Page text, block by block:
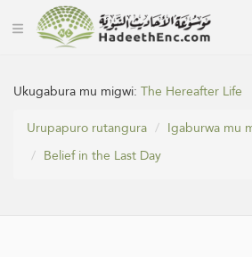
Ukugabura mu migwi:The Hereafter Life
Urupapuro rutangura
Igaburwa mu
Belief in the Last Day